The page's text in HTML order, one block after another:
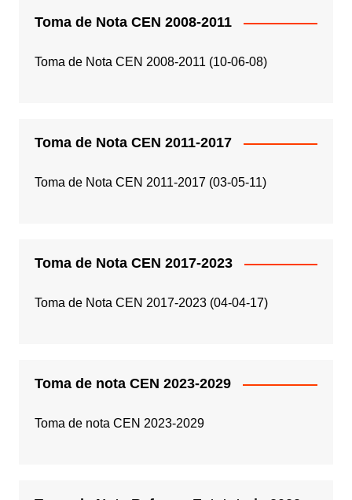
Toma de Nota CEN 2008-2011
Toma de Nota CEN 2008-2011 (10-06-08)
Toma de Nota CEN 2011-2017
Toma de Nota CEN 2011-2017 (03-05-11)
Toma de Nota CEN 2017-2023
Toma de Nota CEN 2017-2023 (04-04-17)
Toma de nota CEN 2023-2029
Toma de nota CEN 2023-2029